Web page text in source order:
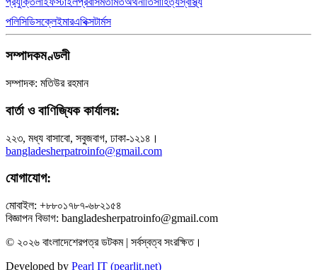
পলিসিডিসক্লেইমারএথিক্সটার্মস
সম্পাদকমণ্ডলী
সম্পাদক: মতিউর রহমান
বার্তা ও বাণিজ্যিক কার্যালয়:
২২৩, মধ্য বাসাবো, সবুজবাগ, ঢাকা-১২১৪।
bangladesherpatroinfo@gmail.com
যোগাযোগ:
মোবাইল: +৮৮০১৭৮৭-৬৮২১৫৪
বিজ্ঞাপন বিভাগ: bangladesherpatroinfo@gmail.com
© ২০২৬ বাংলাদেশেরপত্র ডটকম | সর্বস্বত্ব সংরক্ষিত।
Developed by Pearl IT (pearlit.net)